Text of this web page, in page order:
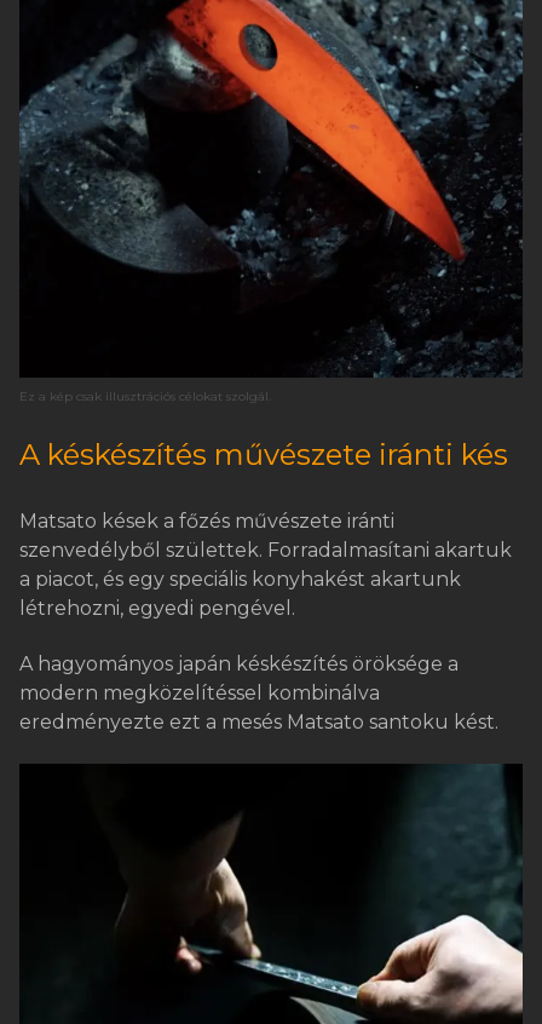
Ez a kép csak illusztrációs célokat szolgál.
A késkészítés művészete iránti kés
Matsato kések a főzés művészete iránti
szenvedélyből születtek. Forradalmasítani akartuk
a piacot, és egy speciális konyhakést akartunk
létrehozni, egyedi pengével.
A hagyományos japán késkészítés öröksége a
modern megközelítéssel kombinálva
eredményezte ezt a mesés Matsato santoku kést.